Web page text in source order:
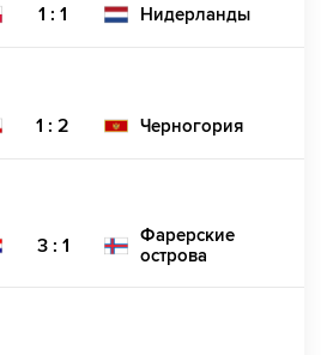
1 : 1 Нидерланды
1 : 2 Черногория
3 : 1
Фарерские
острова